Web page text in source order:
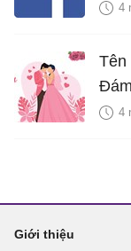
4
Tên
là 4
Giới thiệu